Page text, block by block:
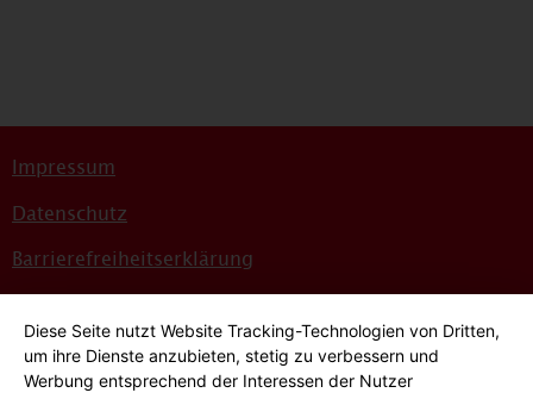
Impressum
Datenschutz
Barrierefreiheitserklärung
Bildnachweise
Diese Seite nutzt Website Tracking-Technologien von Dritten,
um ihre Dienste anzubieten, stetig zu verbessern und
Werbung entsprechend der Interessen der Nutzer